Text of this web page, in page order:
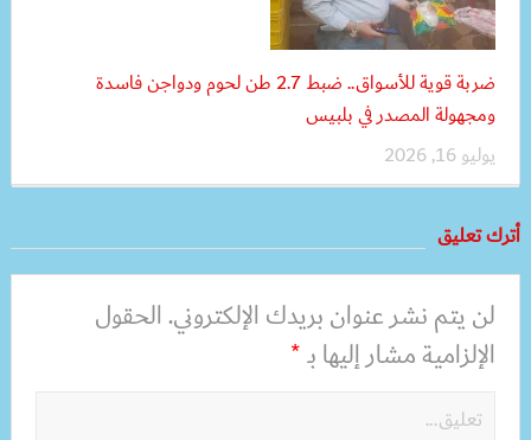
ضربة قوية للأسواق.. ضبط 2.7 طن لحوم ودواجن فاسدة
ومجهولة المصدر في بلبيس
يوليو 16, 2026
أترك تعليق
لن يتم نشر عنوان بريدك الإلكتروني.الحقول
الإلزامية مشار إليها بـ*